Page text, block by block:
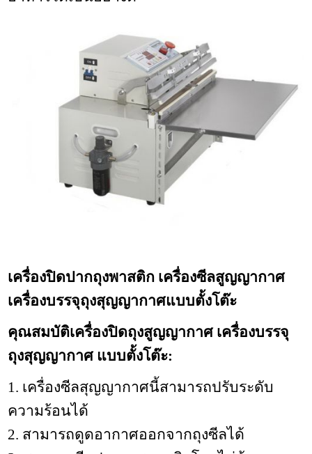
เครื่องปิดปากถุงพาสติก เครื่องซีลสูญญากาศ
เครื่องบรรจุถุงสุญญากาศแบบตั้งโต๊ะ
คุณสมบัติเครื่องปิดถุงสูญญากาศ เครื่องบรรจุ
ถุงสุญญากาศ แบบตั้งโต๊ะ:
1. เครื่องซีลสุญญากาศนี้สามารถปรับระดับ
ความร้อนได้
2. สามารถดูดอากาศออกจากถุงซีลได้